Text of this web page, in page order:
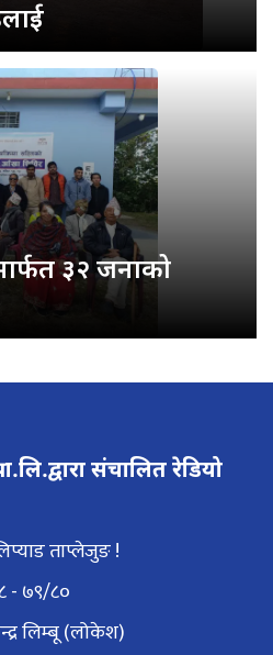
३२ जनाको
संचालित रेडियो
ताप्लेजुङ !
- ७९/८०
लिम्बू (लोकेश)